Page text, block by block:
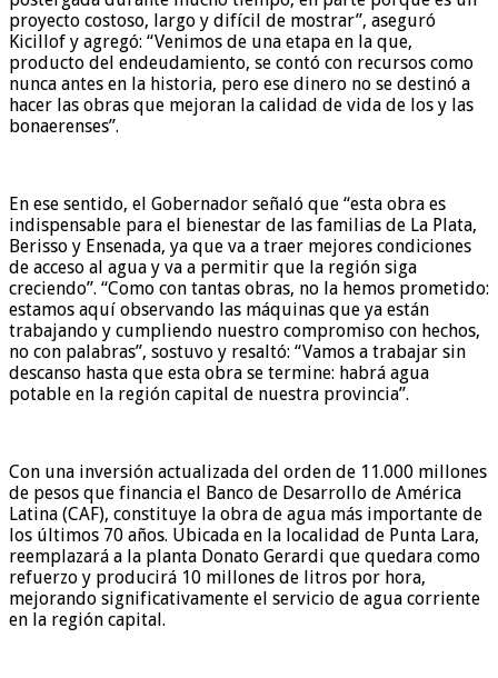
proyecto costoso, largo y difícil de mostrar”, aseguró
Kicillof y agregó: “Venimos de una etapa en la que,
producto del endeudamiento, se contó con recursos como
nunca antes en la historia, pero ese dinero no se destinó a
hacer las obras que mejoran la calidad de vida de los y las
bonaerenses”.
En ese sentido, el Gobernador señaló que “esta obra es
indispensable para el bienestar de las familias de La Plata,
Berisso y Ensenada, ya que va a traer mejores condiciones
de acceso al agua y va a permitir que la región siga
creciendo”. “Como con tantas obras, no la hemos prometido:
estamos aquí observando las máquinas que ya están
trabajando y cumpliendo nuestro compromiso con hechos,
no con palabras”, sostuvo y resaltó: “Vamos a trabajar sin
descanso hasta que esta obra se termine: habrá agua
potable en la región capital de nuestra provincia”.
Con una inversión actualizada del orden de 11.000 millones
de pesos que financia el Banco de Desarrollo de América
Latina (CAF), constituye la obra de agua más importante de
los últimos 70 años. Ubicada en la localidad de Punta Lara,
reemplazará a la planta Donato Gerardi que quedara como
refuerzo y producirá 10 millones de litros por hora,
mejorando significativamente el servicio de agua corriente
en la región capital.